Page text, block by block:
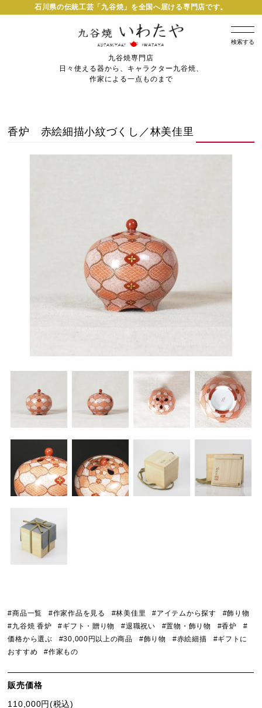
石川県の伝統工芸「九谷焼」を全国へ届ける専門店です。
検索する
九谷焼専門店
日々使える器から、キャラクター九谷焼、
作家による一点ものまで
香炉 赤絵細描小紋づくし／林美佳里
#商品一覧 #作家作品を見る #林美佳里 #アイテムから探す
#飾り物
#九谷焼 香炉
#ギフト・贈り物 #退職祝い #置物・飾り物 #香炉
#
価格から選ぶ
#30,000円以上の商品 #飾り物 #赤絵細描
#ギフトに
おすすめ
#作家もの
販売価格
110,000円(税込)